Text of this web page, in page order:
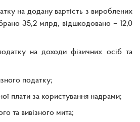
на додану вартість з вироблених
35,2 млрд, відшкодовано – 12,0
на доходи фізичних осіб та
податку;
плати за користування надрами;
та вивізного мита;